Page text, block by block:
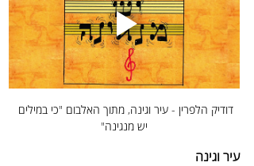
דודיק הלפרין - עיר וגינה, מתוך האלבום "כי במילים
יש מנגינה"
עיר וגינה